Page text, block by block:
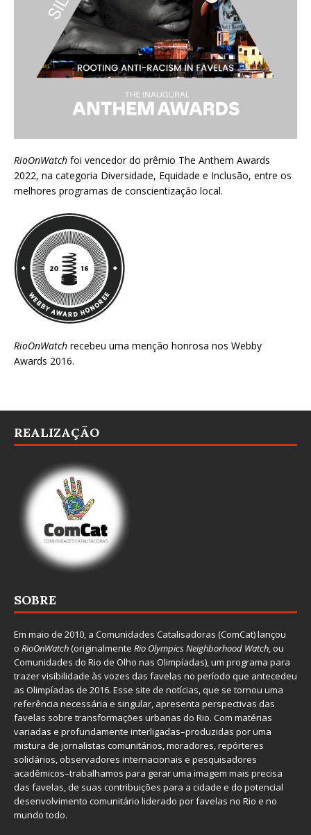
RioOnWatch foi vencedor do prêmio The Anthem Awards
2022, na categoria Diversidade, Equidade e Inclusão, entre os
melhores programas de conscientização local.
RioOnWatch recebeu uma menção honrosa nos Webby
Awards 2016.
REALIZAÇÃO
SOBRE
Em maio de 2010, a Comunidades Catalisadoras (ComCat) lançou
o RioOnWatch(originalmente Rio Olympics Neighborhood Watch, ou
Comunidades do Rio de Olho nas Olimpíadas), um programa para
trazer visibilidade às vozes das favelas no período que antecedeu
as Olimpíadas de 2016. Esse site de notícias, que se tornou uma
referência necessária e singular, apresenta perspectivas das
favelas sobre transformações urbanas do Rio. Com matérias
variadas e profundamente interligadas–produzidas por uma
mistura de jornalistas comunitários, moradores, repórteres
solidários, observadores internacionais e pesquisadores
acadêmicos–trabalhamos para gerar uma imagem mais precisa
das favelas, de suas contribuições para a cidade e do potencial
desenvolvimento comunitário liderado por favelas no Rio e no
mundo todo.